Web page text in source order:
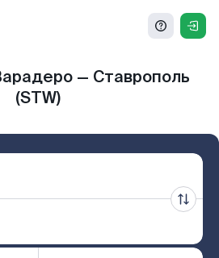
— Ставрополь
(STW)